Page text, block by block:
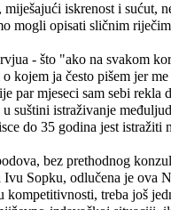
iskrenost i sućut,
mogli opisati sličnim
- što "ako na svakom
kojem ja često pišem jer
par mjeseci sam sebi
suštini istraživanje
do 35 godina jest
bez prethodnog
Sopku, odlučena je ova
kompetitivnosti, treba još